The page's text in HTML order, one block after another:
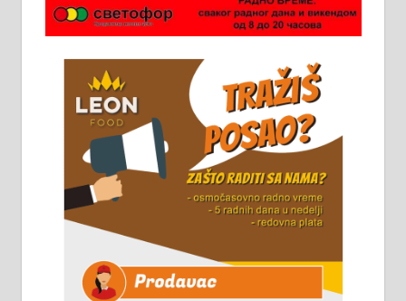
Потребна два радника за рад на
стоваришту „Липа промет” у
Алексинцу. За више
информација доћи лично на
стовариште у улици Максима
Горког 26 сваког радног дана од
8 до 15 часова. 063/465-045
Чистим све врсте димњака.
061/32-13-445